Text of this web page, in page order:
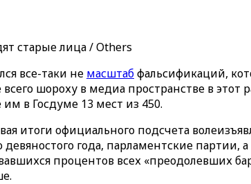
старые лица / Others
все-таки не масштабфальсификаций,
шороху в медиа пространстве в
в Госдуме 13 мест из 450.
итоги официального подсчета
девяностого года, парламентские
процентов всех «преодолевших